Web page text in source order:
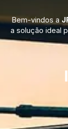
Bem-vindos a
a solução ideal